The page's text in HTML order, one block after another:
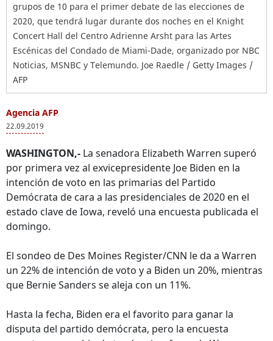
grupos de 10 para el primer debate de las elecciones de
2020, que tendrá lugar durante dos noches en el Knight
Concert Hall del Centro Adrienne Arsht para las Artes
Escénicas del Condado de Miami-Dade, organizado por NBC
Noticias, MSNBC y Telemundo. Joe Raedle / Getty Images /
AFP
Agencia AFP
22.09.2019
WASHINGTON,- La senadora Elizabeth Warren superó
por primera vez al exvicepresidente Joe Biden en la
intención de voto en las primarias del Partido
Demócrata de cara a las presidenciales de 2020 en el
estado clave de Iowa, reveló una encuesta publicada el
domingo.
El sondeo de Des Moines Register/CNN le da a Warren
un 22% de intención de voto y a Biden un 20%, mientras
que Bernie Sanders se aleja con un 11%.
Hasta la fecha, Biden era el favorito para ganar la
disputa del partido demócrata, pero la encuesta